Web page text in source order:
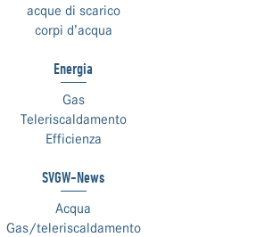
acque di scarico
corpi d’acqua
Energia
Gas
Teleriscaldamento
Efficienza
SVGW-News
Acqua
Gas/teleriscaldamento